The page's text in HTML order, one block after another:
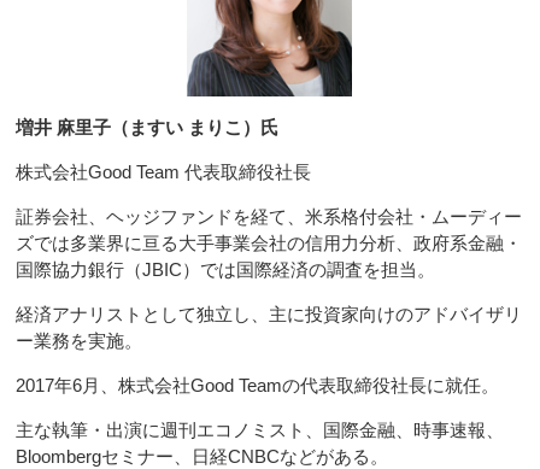
増井 麻里子（ますい まりこ）氏
株式会社Good Team 代表取締役社長
証券会社、ヘッジファンドを経て、米系格付会社・ムーディー
ズでは多業界に亘る大手事業会社の信用力分析、政府系金融・
国際協力銀行（JBIC）では国際経済の調査を担当。
経済アナリストとして独立し、主に投資家向けのアドバイザリ
ー業務を実施。
2017年6月、株式会社Good Teamの代表取締役社長に就任。
主な執筆・出演に週刊エコノミスト、国際金融、時事速報、
Bloombergセミナー、日経CNBCなどがある。